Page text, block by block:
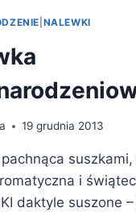
NALEWKI
19 grudnia 2013
i
daktyle suszone